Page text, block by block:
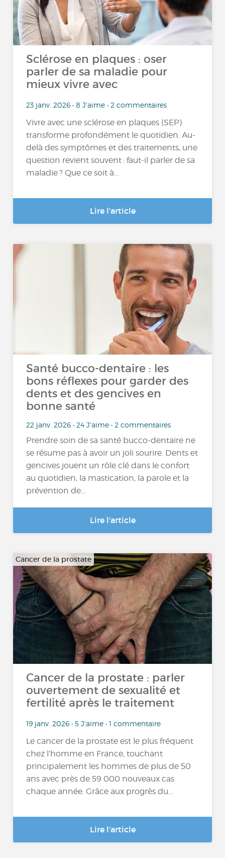
Sclérose en plaques : oser
parler de sa maladie pour
mieux vivre avec
23 janv. 2026 • 8 J'aime • 2 commentaires
Vivre avec une sclérose en plaques (SEP)
transforme profondément le quotidien. Au-
delà des symptômes et des traitements, une
question revient souvent : faut-il parler de sa
maladie ? Que ce soit à...
Lire l'article
Santé bucco-dentaire : les
bons réflexes pour garder des
dents et des gencives en
bonne santé
22 janv. 2026 • 24 J'aime • 2 commentaires
Prendre soin de sa santé bucco-dentaire ne
se résume pas à avoir un joli sourire. Dents et
gencives jouent un rôle clé dans le confort
au quotidien, la mastication, la parole et la
prévention de...
Lire l'article
Cancer de la prostate
Cancer de la prostate : parler
ouvertement de sexualité et
fertilité après le traitement
19 janv. 2026 • 5 J'aime • 1 commentaire
Le cancer de la prostate est le plus fréquent
chez l’homme en France, touchant
principalement les hommes de plus de 50
ans avec près de 59 000 nouveaux cas
chaque année. Grâce aux progrès du...
Lire l'article